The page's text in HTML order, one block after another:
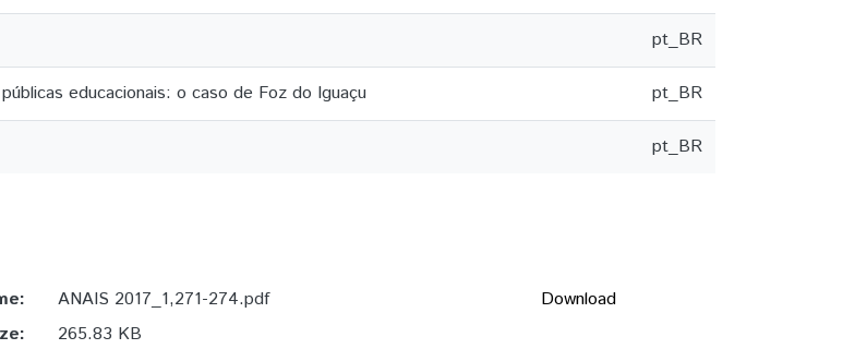
pt_BR
educacionais: o caso de Foz do Iguaçu pt_BR
pt_BR
ANAIS 2017_1,271-274.pdf
265.83 KB
Download